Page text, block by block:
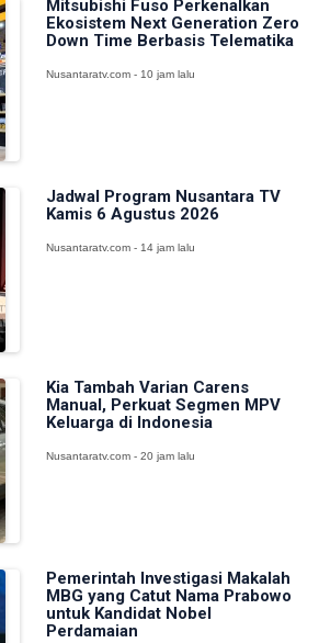
Mitsubishi Fuso Perkenalkan
Ekosistem Next Generation Zero
Down Time Berbasis Telematika
Nusantaratv.com - 10 jam lalu
Jadwal Program Nusantara TV
Kamis 6 Agustus 2026
Nusantaratv.com - 14 jam lalu
Kia Tambah Varian Carens
Manual, Perkuat Segmen MPV
Keluarga di Indonesia
Nusantaratv.com - 20 jam lalu
Pemerintah Investigasi Makalah
MBG yang Catut Nama Prabowo
untuk Kandidat Nobel
Perdamaian